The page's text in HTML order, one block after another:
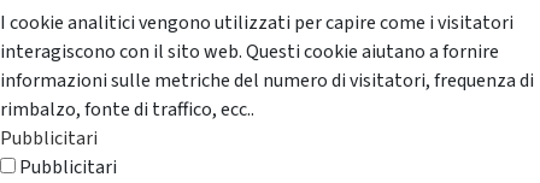
I cookie analitici vengono utilizzati per capire come i visitatori
interagiscono con il sito web. Questi cookie aiutano a fornire
informazioni sulle metriche del numero di visitatori, frequenza di
rimbalzo, fonte di traffico, ecc..
Pubblicitari
Pubblicitari